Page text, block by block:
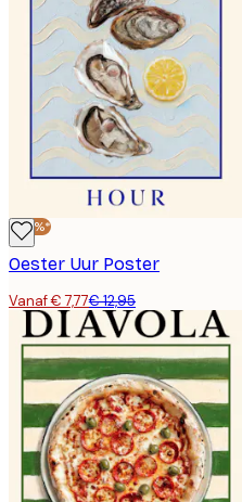
-40%*
Oester Uur Poster
Vanaf € 7,77€ 12,95